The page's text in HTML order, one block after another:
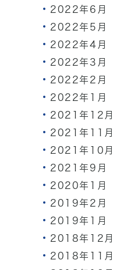
2022年6月
2022年5月
2022年4月
2022年3月
2022年2月
2022年1月
2021年12月
2021年11月
2021年10月
2021年9月
2020年1月
2019年2月
2019年1月
2018年12月
2018年11月